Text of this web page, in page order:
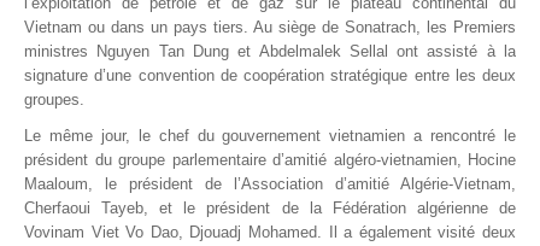
Vietnam ou dans un pays tiers. Au siège de Sonatrach, les Premiers
ministres Nguyen Tan Dung et Abdelmalek Sellal ont assisté à la
signature d’une convention de coopération stratégique entre les deux
groupes.
Le même jour, le chef du gouvernement vietnamien a rencontré le
président du groupe parlementaire d’amitié algéro-vietnamien, Hocine
Maaloum, le président de l’Association d’amitié Algérie-Vietnam,
Cherfaoui Tayeb, et le président de la Fédération algérienne de
Vovinam Viet Vo Dao, Djouadj Mohamed. Il a également visité deux